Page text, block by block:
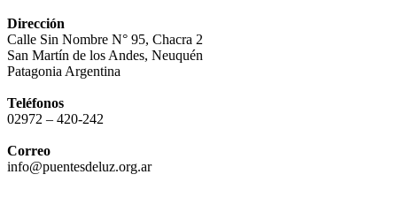
Dirección
Calle Sin Nombre N° 95, Chacra 2
San Martín de los Andes, Neuquén
Patagonia Argentina
Teléfonos
02972 – 420-242
Correo
info@puentesdeluz.org.ar